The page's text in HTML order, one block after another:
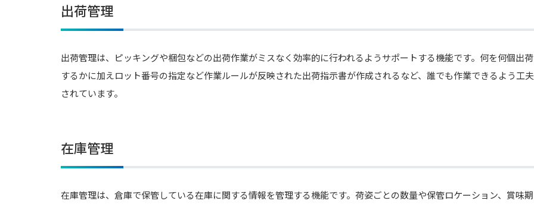
出荷管理
出荷管理は、ピッキングや梱包などの出荷作業がミスなく効率的に行われるようサポートする機能です。何を何個出荷
するかに加えロット番号の指定など作業ルールが反映された出荷指示書が作成されるなど、誰でも作業できるよう工夫
されています。
在庫管理
在庫管理は、倉庫で保管している在庫に関する情報を管理する機能です。荷姿ごとの数量や保管ロケーション、賞味期